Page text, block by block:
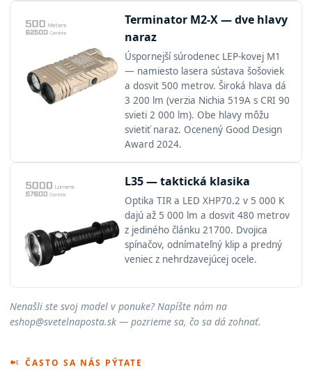
Terminator M2-X — dve hlavy
naraz
Úspornejší súrodenec LEP-kovej M1
— namiesto lasera sústava šošoviek
a dosvit 500 metrov. Široká hlava dá
3 200 lm (verzia Nichia 519A s CRI 90
svieti 2 000 lm). Obe hlavy môžu
svietiť naraz. Ocenený Good Design
Award 2024.
L35 — taktická klasika
Optika TIR a LED XHP70.2 v 5 000 K
dajú až 5 000 lm a dosvit 480 metrov
z jediného článku 21700. Dvojica
spínačov, odnímateľný klip a predný
veniec z nehrdzavejúcej ocele.
Nenašli ste svoj model v ponuke? Napíšte nám na
eshop@svetelnaposta.sk — pozrieme sa, čo sa dá zohnať.
ČASTO SA NÁS PÝTATE